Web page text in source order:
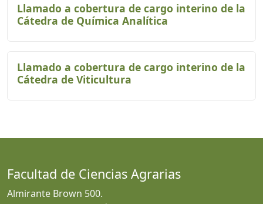
Llamado a cobertura de cargo interino de la
Cátedra de Química Analítica
Llamado a cobertura de cargo interino de la
Cátedra de Viticultura
Facultad de Ciencias Agrarias
Almirante Brown 500.